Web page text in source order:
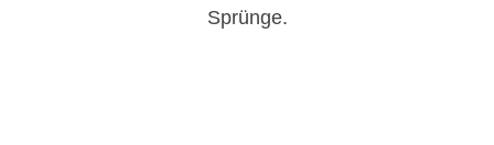
Sprünge.